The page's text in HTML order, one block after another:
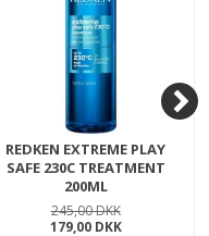
REDKEN EXTREME PLAY
SAFE 230C TREATMENT
200ML
TTRKEXPST200
245,00 DKK
179,00 DKK